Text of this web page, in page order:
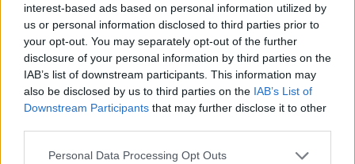
interest-based ads based on personal information utilized by
us or personal information disclosed to third parties prior to
your opt-out. You may separately opt-out of the further
disclosure of your personal information by third parties on the
IAB’s list of downstream participants. This information may
also be disclosed by us to third parties on the IAB’s List of
Downstream Participants that may further disclose it to other
Personal Data Processing Opt Outs
ΣΧΕΤΙΚΈΣ ΑΝΑΡΤΉΣΕΙΣ